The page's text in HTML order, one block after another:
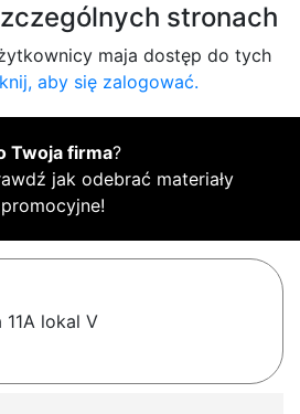
stronach
maja dostęp do tych
aby się zalogować.
Twoja firma?
jak odebrać materiały
promocyjne!
11A lokal V